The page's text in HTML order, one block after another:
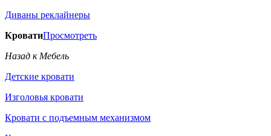
Диваны реклайнеры
КроватиПросмотреть
Назад к Мебель
Детские кровати
Изголовья кровати
Кровати с подъемным механизмом